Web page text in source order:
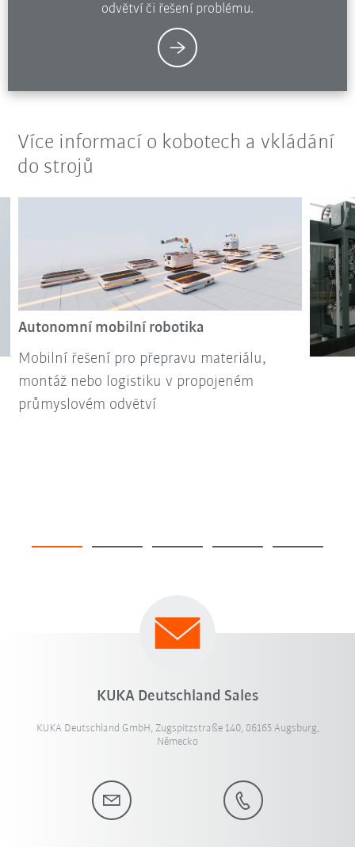
odvětví či řešení problému.
Více informací o kobotech a vkládání
do strojů
Autonomní mobilní robotika
Mobilní řešení pro přepravu materiálu,
montáž nebo logistiku v propojeném
průmyslovém odvětví
KUKA Deutschland Sales
KUKA Deutschland GmbH, Zugspitzstraße 140, 86165 Augsburg,
Německo